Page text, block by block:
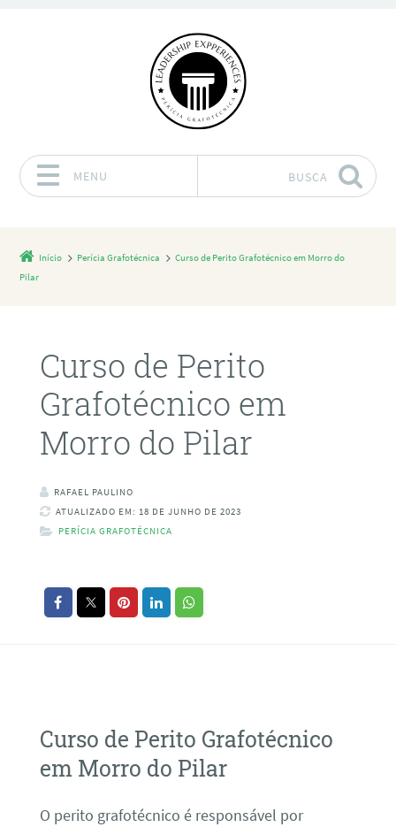
MENU BUSCA
Início Perícia Grafotécnica
Curso de Perito Grafotécnico em Morro do
Pilar
Curso de Perito
Grafotécnico em
Morro do Pilar
RAFAEL PAULINO
ATUALIZADO EM: 18 DE JUNHO DE 2023
PERÍCIA GRAFOTÉCNICA
Curso de Perito Grafotécnico
em Morro do Pilar
O perito grafotécnico é responsável por